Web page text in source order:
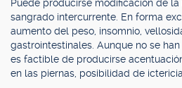
Puede producirse modificación de la
sangrado intercurrente. En forma
aumento del peso, insomnio,
gastrointestinales. Aunque no se
es factible de producirse
en las piernas, posibilidad de